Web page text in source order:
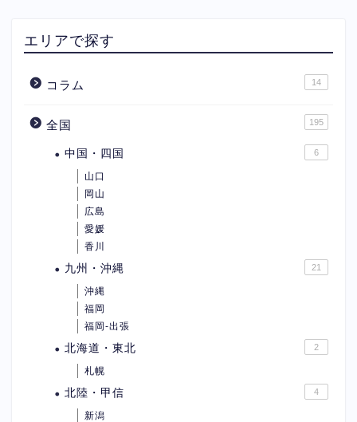
エリアで探す
コラム 14
全国 195
中国・四国 6
山口
岡山
広島
愛媛
香川
九州・沖縄 21
沖縄
福岡
福岡-出張
北海道・東北 2
札幌
北陸・甲信 4
新潟